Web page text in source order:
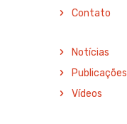
Contato
Notícias
Publicações
Vídeos